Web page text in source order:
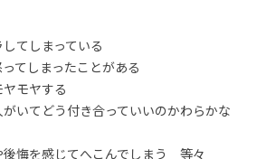
てしまっている
てしまったことがある
モヤする
いてどう付き合っていいのかわらかな
後悔を感じてへこんでしまう 等々